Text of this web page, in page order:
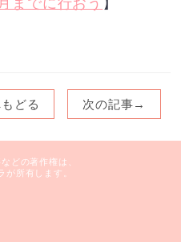
でに行おう 】
どる 次の記事→
どの著作権は、
が所有します。